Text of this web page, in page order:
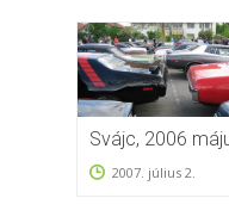
Svájc, 2006
2007. július 2.